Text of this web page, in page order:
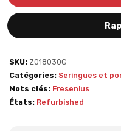
SKU: Z018030G
Catégories: Seringues et
Mots clés: Fresenius
États: Refurbished